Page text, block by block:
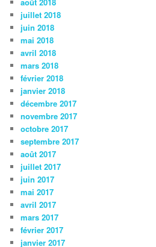
juillet 2018
juin 2018
mai 2018
avril 2018
mars 2018
février 2018
janvier 2018
décembre 2017
novembre 2017
octobre 2017
septembre 2017
août 2017
juillet 2017
juin 2017
mai 2017
avril 2017
mars 2017
février 2017
janvier 2017